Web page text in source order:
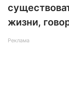
жизни,
Реклама